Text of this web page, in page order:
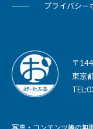
プライバシー
〒
東京